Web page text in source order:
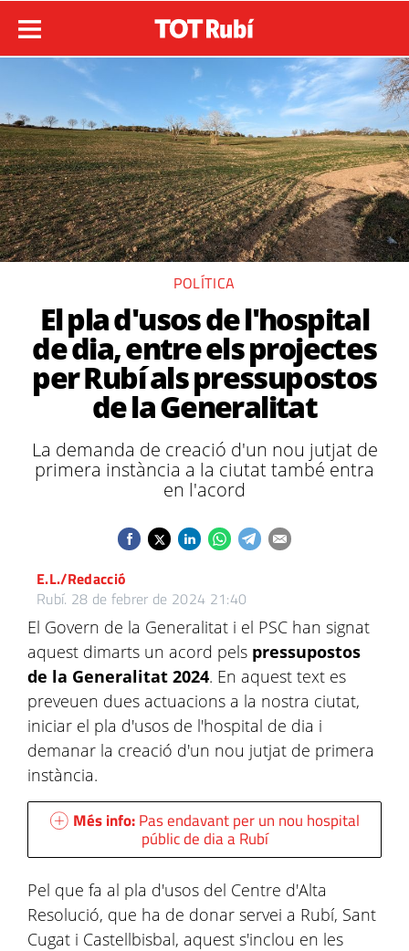
POLÍTICA
El pla d'usos de l'hospital
de dia, entre els projectes
per Rubí als pressupostos
de la Generalitat
La demanda de creació d'un nou jutjat de
primera instància a la ciutat també entra
en l'acord
E.L./Redacció
Rubí. 28 de febrer de 2024 21:40
El Govern de la Generalitat i el PSC han signat
aquest dimarts un acord pels pressupostos
de la Generalitat 2024. En aquest text es
preveuen dues actuacions a la nostra ciutat,
iniciar el pla d'usos de l'hospital de dia i
demanar la creació d'un nou jutjat de primera
instància.
Més info:Pas endavant per un nou hospital
públic de dia a Rubí
Pel que fa al pla d'usos del Centre d'Alta
Resolució, que ha de donar servei a Rubí, Sant
Cugat i Castellbisbal, aquest s'inclou en les